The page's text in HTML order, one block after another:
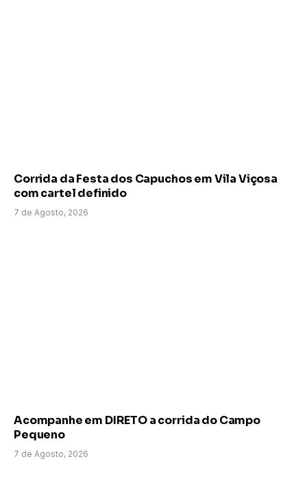
Corrida da Festa dos Capuchos em Vila Viçosa
com cartel definido
7 de Agosto, 2026
Acompanhe em DIRETO a corrida do Campo
Pequeno
7 de Agosto, 2026